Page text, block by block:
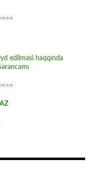
edilməsi haqqında